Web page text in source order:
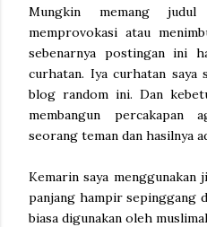
Mungkin memang
memprovokasi atau
sebenarnya postingan ini
curhatan. Iya curhatan saya
blog random ini. Dan
membangun percakapan
seorang teman dan hasilnya
Kemarin saya menggunakan
panjang hampir sepinggang
biasa digunakan oleh